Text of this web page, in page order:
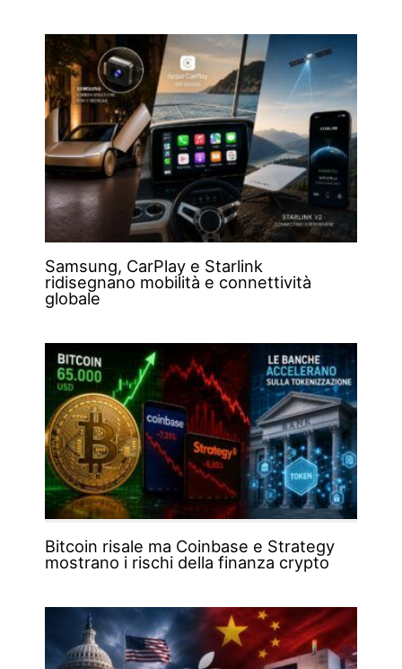
Samsung, CarPlay e Starlink
ridisegnano mobilità e connettività
globale
Bitcoin risale ma Coinbase e Strategy
mostrano i rischi della finanza crypto